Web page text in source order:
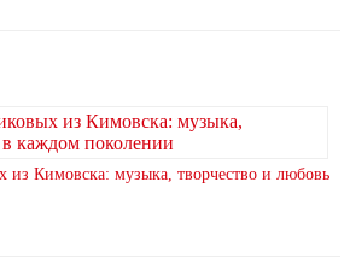
Кимовска: музыка, творчество и любовь